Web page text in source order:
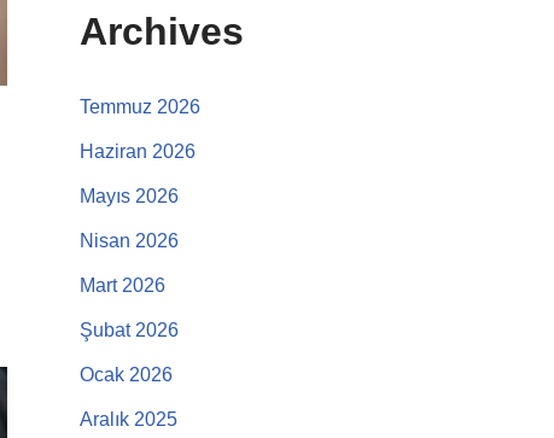
Archives
Temmuz 2026
Haziran 2026
Mayıs 2026
Nisan 2026
Mart 2026
Şubat 2026
Ocak 2026
Aralık 2025